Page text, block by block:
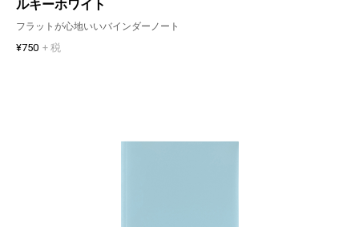
ルキーホワイト
フラットが心地いいバインダーノート
¥750 + 税